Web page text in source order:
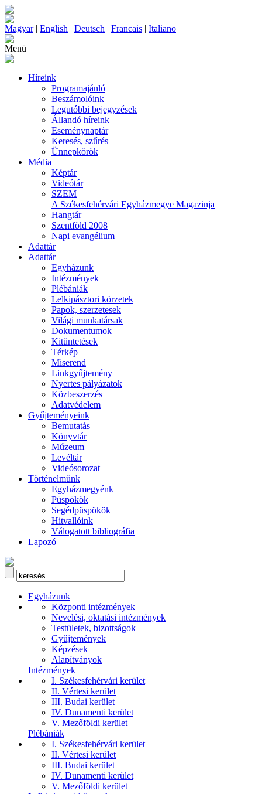
Magyar| English | Deutsch | Francais | Italiano
Menü
Híreink
Programajánló
Beszámolóink
Legutóbbi bejegyzések
Állandó híreink
Eseménynaptár
Keresés, szűrés
Ünnepkörök
Média
Képtár
Videótár
SZEM
A Székesfehérvári Egyházmegye Magazinja
Hangtár
Szentföld 2008
Napi evangélium
Adattár
Adattár
Egyházunk
Intézmények
Plébániák
Lelkipásztori körzetek
Papok, szerzetesek
Világi munkatársak
Dokumentumok
Kitüntetések
Térkép
Miserend
Linkgyűjtemény
Nyertes pályázatok
Közbeszerzés
Adatvédelem
Gyűjteményeink
Bemutatás
Könyvtár
Múzeum
Levéltár
Videósorozat
Történelmünk
Egyházmegyénk
Püspökök
Segédpüspökök
Hitvallóink
Válogatott bibliográfia
Lapozó
Egyházunk
Központi intézmények
Nevelési, oktatási intézmények
Testületek, bizottságok
Gyűjtemények
Képzések
Alapítványok
Intézmények
I. Székesfehérvári kerület
II. Vértesi kerület
III. Budai kerület
IV. Dunamenti kerület
V. Mezőföldi kerület
Plébániák
I. Székesfehérvári kerület
II. Vértesi kerület
III. Budai kerület
IV. Dunamenti kerület
V. Mezőföldi kerület